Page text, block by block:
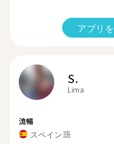
アプリ
S.
Lima
流暢
スペイン語